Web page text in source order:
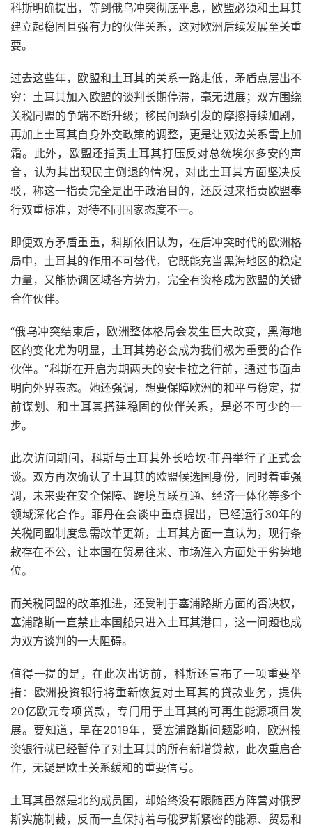
科斯明确提出，等到俄乌冲突彻底平息，欧盟必须和土耳其
建立起稳固且强有力的伙伴关系，这对欧洲后续发展至关重
要。
过去这些年，欧盟和土耳其的关系一路走低，矛盾点层出不
穷：土耳其加入欧盟的谈判长期停滞，毫无进展；双方围绕
关税同盟的争端不断升级；移民问题引发的摩擦持续加剧，
再加上土耳其自身外交政策的调整，更是让双边关系雪上加
霜。此外，欧盟还指责土耳其打压反对总统埃尔多安的声
音，认为其出现民主倒退的情况，对此土耳其方面坚决反
驳，称这一指责完全是出于政治目的，还反过来指责欧盟奉
行双重标准，对待不同国家态度不一。
即便双方矛盾重重，科斯依旧认为，在后冲突时代的欧洲格
局中，土耳其的作用不可替代，它既能充当黑海地区的稳定
力量，又能协调区域各方势力，完全有资格成为欧盟的关键
合作伙伴。
“俄乌冲突结束后，欧洲整体格局会发生巨大改变，黑海地
区的变化尤为明显，土耳其势必会成为我们极为重要的合作
伙伴。”科斯在开启为期两天的安卡拉之行前，通过书面声
明向外界表态。她还强调，想要保障欧洲的和平与稳定，提
前谋划、和土耳其搭建稳固的伙伴关系，是必不可少的一
步。
此次访问期间，科斯与土耳其外长哈坎·菲丹举行了正式会
谈。双方再次确认了土耳其的欧盟候选国身份，同时着重强
调，未来要在安全保障、跨境互联互通、经济一体化等多个
领域深化合作。菲丹在会谈中重点提出，已经运行30年的
关税同盟制度急需改革更新，土耳其方面一直认为，现行条
款存在不公，让本国在贸易往来、市场准入方面处于劣势地
位。
而关税同盟的改革推进，还受制于塞浦路斯方面的否决权，
塞浦路斯一直禁止本国船只进入土耳其港口，这一问题也成
为双方谈判的一大阻碍。
值得一提的是，在此次出访前，科斯还宣布了一项重要举
措：欧洲投资银行将重新恢复对土耳其的贷款业务，提供
20亿欧元专项贷款，专门用于土耳其的可再生能源项目发
展。要知道，早在2019年，受塞浦路斯问题影响，欧洲投
资银行就已经暂停了对土耳其的所有新增贷款，此次重启合
作，无疑是欧土关系缓和的重要信号。
土耳其虽然是北约成员国，却始终没有跟随西方阵营对俄罗
斯实施制裁，反而一直保持着与俄罗斯紧密的能源、贸易和